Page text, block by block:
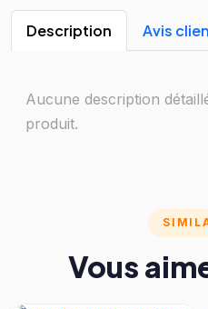
Description Avis
Aucune description
produit.
Vous